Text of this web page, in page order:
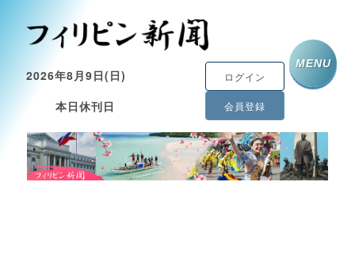
2026年8月9日(日)
本日休刊日
ログイン
会員登録
MENU